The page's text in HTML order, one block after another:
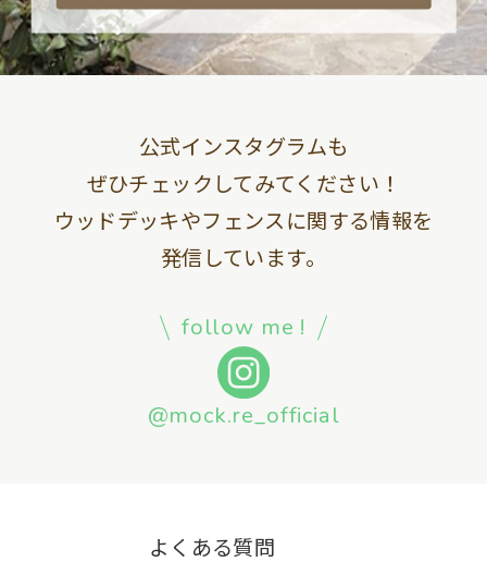
公式インスタグラムも
ぜひチェックしてみてください！
ウッドデッキやフェンスに関する情報を
発信しています。
follow me !
@mock.re_official
よくある質問